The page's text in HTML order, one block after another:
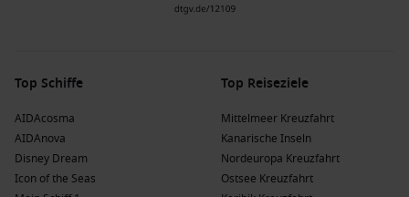
Top Schiffe
AIDAcosma
AIDAnova
Disney Dream
Icon of the Seas
Top Reiseziele
Mittelmeer Kreuzfahrt
Kanarische Inseln
Nordeuropa Kreuzfahrt
Ostsee Kreuzfahrt